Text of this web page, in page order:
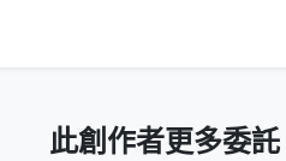
此創作者更多委託